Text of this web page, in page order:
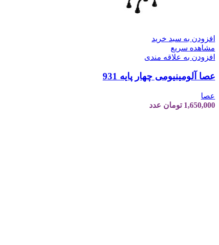
افزودن به سبد خرید
مشاهده سریع
افزودن به علاقه مندی
عصا آلومینیومی چهار پایه 931
عصا
1,650,000 تومان عدد